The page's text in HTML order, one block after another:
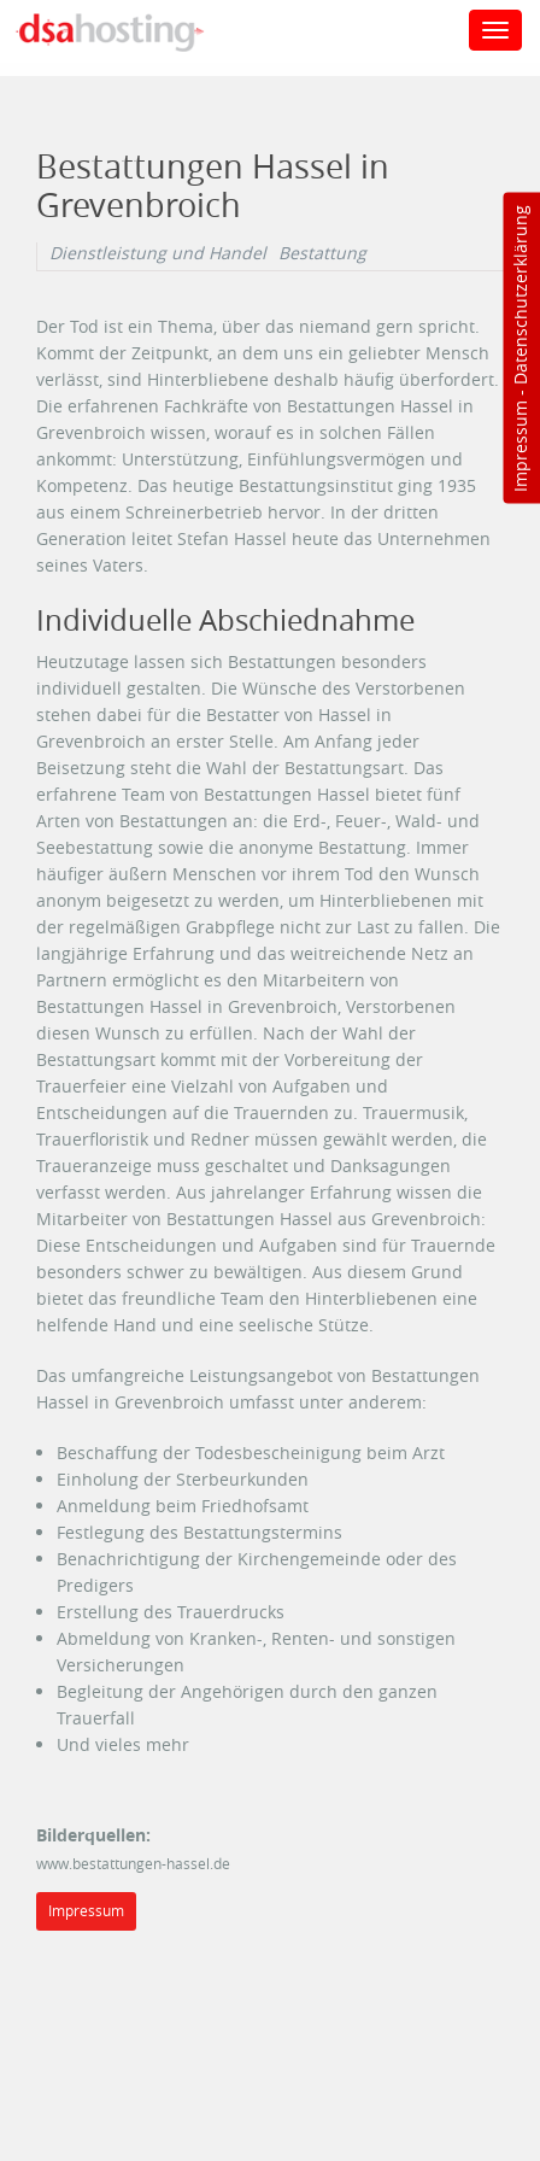
Impressum
-
Datenschutzerklärung
Bestattungen Hassel in
Grevenbroich
Dienstleistung und Handel Bestattung
Der Tod ist ein Thema, über das niemand gern spricht.
Kommt der Zeitpunkt, an dem uns ein geliebter Mensch
verlässt, sind Hinterbliebene deshalb häufig überfordert.
Die erfahrenen Fachkräfte von Bestattungen Hassel in
Grevenbroich wissen, worauf es in solchen Fällen
ankommt: Unterstützung, Einfühlungsvermögen und
Kompetenz. Das heutige Bestattungsinstitut ging 1935
aus einem Schreinerbetrieb hervor. In der dritten
Generation leitet Stefan Hassel heute das Unternehmen
seines Vaters.
Individuelle Abschiednahme
Heutzutage lassen sich Bestattungen besonders
individuell gestalten. Die Wünsche des Verstorbenen
stehen dabei für die Bestatter von Hassel in
Grevenbroich an erster Stelle. Am Anfang jeder
Beisetzung steht die Wahl der Bestattungsart. Das
erfahrene Team von Bestattungen Hassel bietet fünf
Arten von Bestattungen an: die Erd-, Feuer-, Wald- und
Seebestattung sowie die anonyme Bestattung. Immer
häufiger äußern Menschen vor ihrem Tod den Wunsch
anonym beigesetzt zu werden, um Hinterbliebenen mit
der regelmäßigen Grabpflege nicht zur Last zu fallen. Die
langjährige Erfahrung und das weitreichende Netz an
Partnern ermöglicht es den Mitarbeitern von
Bestattungen Hassel in Grevenbroich, Verstorbenen
diesen Wunsch zu erfüllen. Nach der Wahl der
Bestattungsart kommt mit der Vorbereitung der
Trauerfeier eine Vielzahl von Aufgaben und
Entscheidungen auf die Trauernden zu. Trauermusik,
Trauerfloristik und Redner müssen gewählt werden, die
Traueranzeige muss geschaltet und Danksagungen
verfasst werden. Aus jahrelanger Erfahrung wissen die
Mitarbeiter von Bestattungen Hassel aus Grevenbroich:
Diese Entscheidungen und Aufgaben sind für Trauernde
besonders schwer zu bewältigen. Aus diesem Grund
bietet das freundliche Team den Hinterbliebenen eine
helfende Hand und eine seelische Stütze.
Das umfangreiche Leistungsangebot von Bestattungen
Hassel in Grevenbroich umfasst unter anderem:
Beschaffung der Todesbescheinigung beim Arzt
Einholung der Sterbeurkunden
Anmeldung beim Friedhofsamt
Festlegung des Bestattungstermins
Benachrichtigung der Kirchengemeinde oder des
Predigers
Erstellung des Trauerdrucks
Abmeldung von Kranken-, Renten- und sonstigen
Versicherungen
Begleitung der Angehörigen durch den ganzen
Trauerfall
Und vieles mehr
Bilderquellen:
www.bestattungen-hassel.de
Impressum